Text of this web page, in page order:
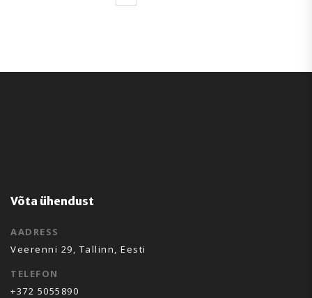
Võta ühendust
AADRESS
Veerenni 29, Tallinn, Eesti
TELEFON
+372 5055890